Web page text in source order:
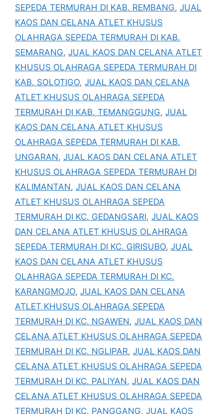
SEPEDA TERMURAH DI KAB. REMBANG, JUAL
KAOS DAN CELANA ATLET KHUSUS
OLAHRAGA SEPEDA TERMURAH DI KAB.
SEMARANG, JUAL KAOS DAN CELANA ATLET
KHUSUS OLAHRAGA SEPEDA TERMURAH DI
KAB. SOLOTIGO, JUAL KAOS DAN CELANA
ATLET KHUSUS OLAHRAGA SEPEDA
TERMURAH DI KAB. TEMANGGUNG, JUAL
KAOS DAN CELANA ATLET KHUSUS
OLAHRAGA SEPEDA TERMURAH DI KAB.
UNGARAN, JUAL KAOS DAN CELANA ATLET
KHUSUS OLAHRAGA SEPEDA TERMURAH DI
KALIMANTAN, JUAL KAOS DAN CELANA
ATLET KHUSUS OLAHRAGA SEPEDA
TERMURAH DI KC. GEDANGSARI, JUAL KAOS
DAN CELANA ATLET KHUSUS OLAHRAGA
SEPEDA TERMURAH DI KC. GIRISUBO, JUAL
KAOS DAN CELANA ATLET KHUSUS
OLAHRAGA SEPEDA TERMURAH DI KC.
KARANGMOJO, JUAL KAOS DAN CELANA
ATLET KHUSUS OLAHRAGA SEPEDA
TERMURAH DI KC. NGAWEN, JUAL KAOS DAN
CELANA ATLET KHUSUS OLAHRAGA SEPEDA
TERMURAH DI KC. NGLIPAR, JUAL KAOS DAN
CELANA ATLET KHUSUS OLAHRAGA SEPEDA
TERMURAH DI KC. PALIYAN, JUAL KAOS DAN
CELANA ATLET KHUSUS OLAHRAGA SEPEDA
TERMURAH DI KC. PANGGANG, JUAL KAOS